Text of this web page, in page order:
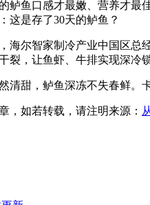
鲈鱼口感才最嫩、营养才最
这是存了30天的鲈鱼？
尔智家制冷产业中国区总经
裂，让鱼虾、牛排实现深冷
甜，鲈鱼深冻不失春鲜。卡
，如若转载，请注明来源：